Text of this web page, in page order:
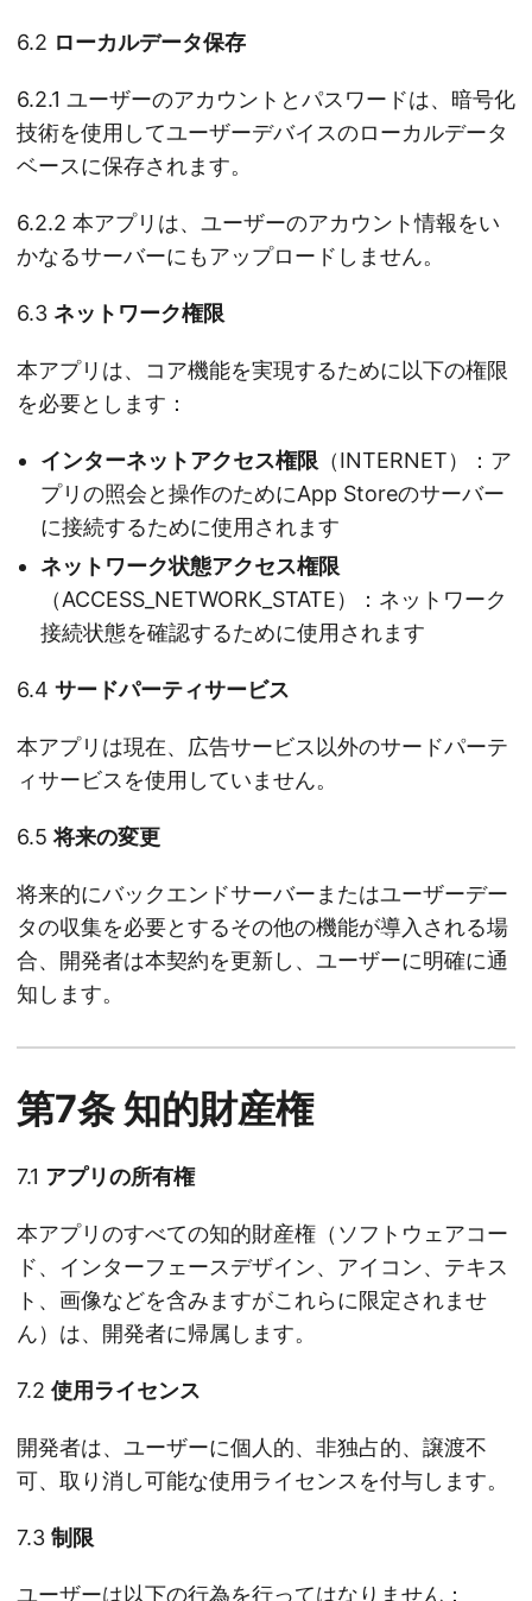
6.2 ローカルデータ保存
6.2.1 ユーザーのアカウントとパスワードは、暗号化
技術を使用してユーザーデバイスのローカルデータ
ベースに保存されます。
6.2.2 本アプリは、ユーザーのアカウント情報をい
かなるサーバーにもアップロードしません。
6.3 ネットワーク権限
本アプリは、コア機能を実現するために以下の権限
を必要とします：
インターネットアクセス権限 （INTERNET）：ア
プリの照会と操作のためにApp Storeのサーバー
に接続するために使用されます
ネットワーク状態アクセス権限
（ACCESS_NETWORK_STATE）：ネットワーク
接続状態を確認するために使用されます
6.4 サードパーティサービス
本アプリは現在、広告サービス以外のサードパーテ
ィサービスを使用していません。
6.5 将来の変更
将来的にバックエンドサーバーまたはユーザーデー
タの収集を必要とするその他の機能が導入される場
合、開発者は本契約を更新し、ユーザーに明確に通
知します。
第7条 知的財産権
7.1 アプリの所有権
本アプリのすべての知的財産権（ソフトウェアコー
ド、インターフェースデザイン、アイコン、テキス
ト、画像などを含みますがこれらに限定されませ
ん）は、開発者に帰属します。
7.2 使用ライセンス
開発者は、ユーザーに個人的、非独占的、譲渡不
可、取り消し可能な使用ライセンスを付与します。
7.3 制限
ユーザーは以下の行為を行ってはなりません：